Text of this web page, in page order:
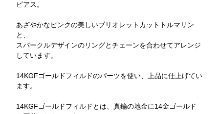
ピアス。
あざやかなピンクの美しいブリオレットカットトルマリン
と、
スパークルデザインのリングとチェーンを合わせてアレンジ
しています。
14KGFゴールドフィルドのパーツを使い、上品に仕上げてい
ます。
14KGFゴールドフィルドとは、真鍮の地金に14金ゴールド